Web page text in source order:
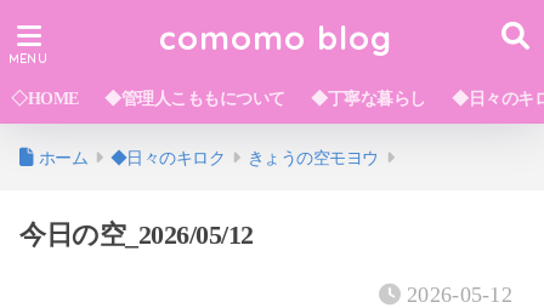
comomo blog
◇HOME ◆管理人こももについて ◆丁寧な暮らし ◆日々のキ
ホーム ◆日々のキロク きょうの空モヨウ
今日の空_2026/05/12
2026-05-12